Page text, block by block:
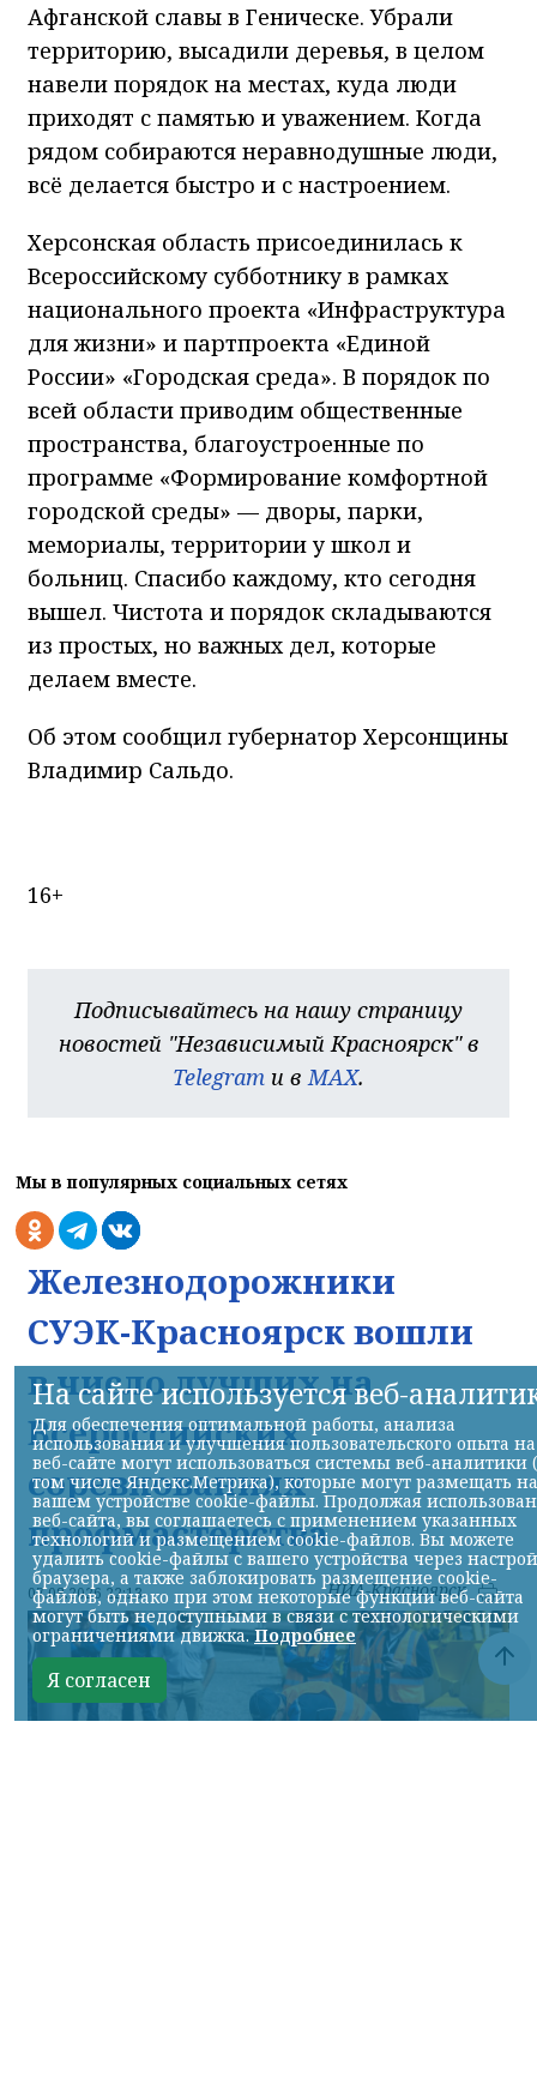
Афганской славы в Геническе. Убрали
территорию, высадили деревья, в целом
навели порядок на местах, куда люди
приходят с памятью и уважением. Когда
рядом собираются неравнодушные люди,
всё делается быстро и с настроением.
Херсонская область присоединилась к
Всероссийскому субботнику в рамках
национального проекта «Инфраструктура
для жизни» и партпроекта «Единой
России» «Городская среда». В порядок по
всей области приводим общественные
пространства, благоустроенные по
программе «Формирование комфортной
городской среды» — дворы, парки,
мемориалы, территории у школ и
больниц. Спасибо каждому, кто сегодня
вышел. Чистота и порядок складываются
из простых, но важных дел, которые
делаем вместе.
Об этом сообщил губернатор Херсонщины
Владимир Сальдо.
16+
Подписывайтесь на нашу страницу
новостей "Независимый Красноярск" в
Telegram и в MAX.
Мы в популярных социальных сетях
Железнодорожники
СУЭК-Красноярск вошли
в число лучших на
Всероссийских
соревнованиях
профмастерства
07.08.2026 22:13 НИА-Красноярск
На сайте используется веб-
Для обеспечения оптимальной работы, анализа
использования и улучшения пользовательского опыта на
веб-сайте могут использоваться системы веб-аналитики
том числе Яндекс.Метрика), которые могут размещать на
вашем устройстве cookie-файлы. Продолжая
веб-сайта, вы соглашаетесь с применением указанных
технологий и размещением cookie-файлов. Вы можете
удалить cookie-файлы с вашего устройства через
браузера, а также заблокировать размещение cookie-
файлов, однако при этом некоторые функции веб-сайта
могут быть недоступными в связи с технологическими
ограничениями движка.Подробнее
Я согласен